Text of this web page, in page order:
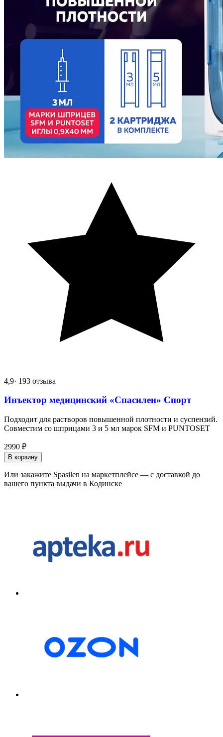
4,9· 193 отзыва
Инъектор медицинский «Спасилен» Спорт
Подходит для растворов повышенной плотности и суспензий.
Совместим со шприцами 3 и 5 мл марок SFM и PUNTOSET
2990 ₽
В корзину
Или закажите Spasilen на маркетплейсе — с доставкой до
вашего пункта выдачи в Кодинске